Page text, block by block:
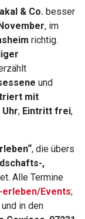
& Co. besser
, im
richtig.
und
mit
Uhr, Eintritt frei,
, die übers
,
Alle Termine
Events;
und in den